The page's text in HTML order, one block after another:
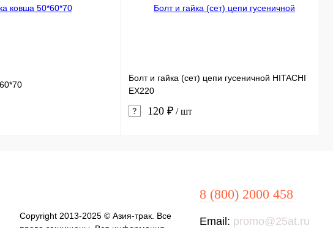
Болт и гайка (сет) цепи гусеничной HITACHI
EX220
120 ₽ / шт
Copyright 2013-2025 © Азия-трак. Все
8 (800) 2000 458
Email: promo@25at.ru